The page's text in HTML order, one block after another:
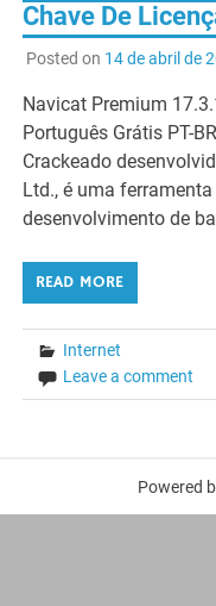
Chave De
Posted on 14 de abril de
Navicat Premium
Português Grátis PT-
Crackeado
Ltd., é uma
desenvolvimento de
READ MORE
Internet
Leave a comment
Powered